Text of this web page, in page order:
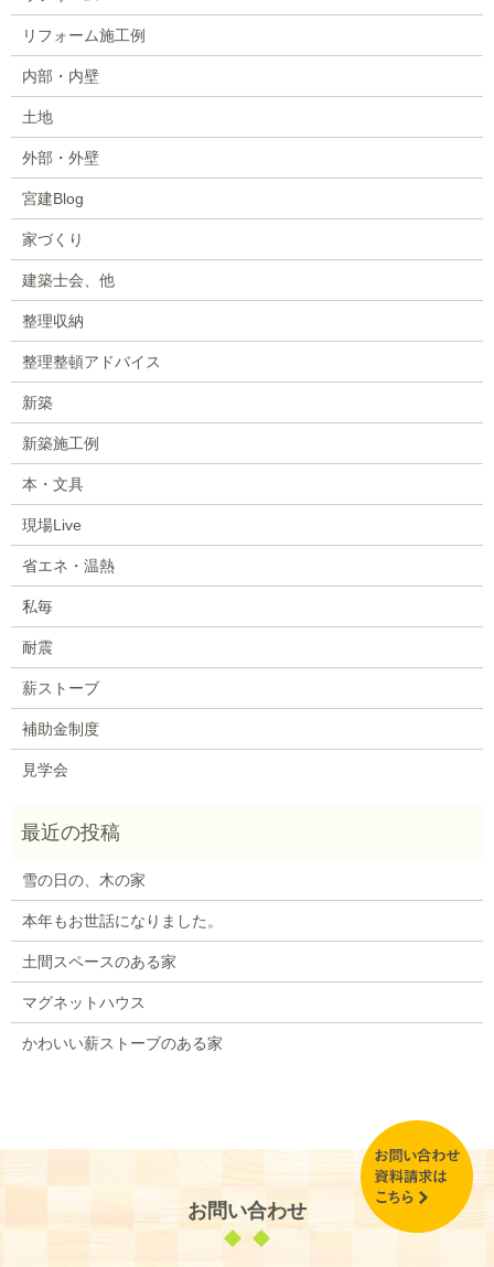
リフォーム施工例
内部・内壁
土地
外部・外壁
宮建Blog
家づくり
建築士会、他
整理収納
整理整頓アドバイス
新築
新築施工例
本・文具
現場Live
省エネ・温熱
私毎
耐震
薪ストーブ
補助金制度
見学会
雪の日の、木の家
本年もお世話になりました。
土間スペースのある家
マグネットハウス
かわいい薪ストーブのある家
お問い合わせ